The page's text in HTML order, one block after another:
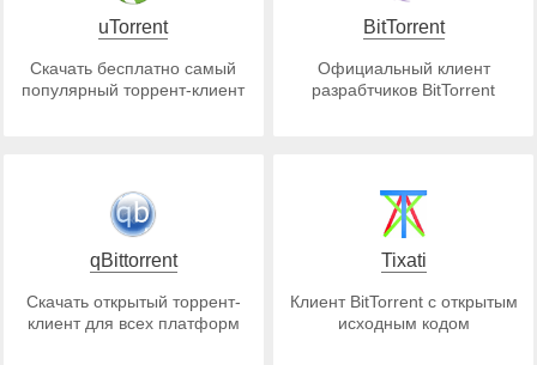
uTorrent
Скачать бесплатно самый
популярный торрент-клиент
BitTorrent
Официальный клиент
разрабтчиков BitTorrent
qBittorrent
Скачать открытый торрент-
клиент для всех платформ
Tixati
Клиент BitTorrent с открытым
исходным кодом